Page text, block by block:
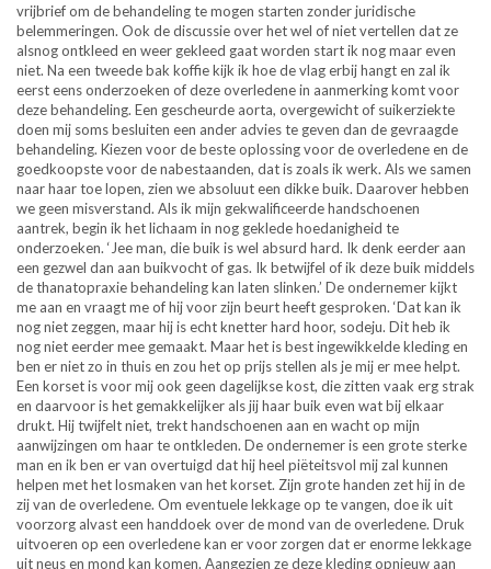
vrijbrief om de behandeling te mogen starten zonder juridische
belemmeringen. Ook de discussie over het wel of niet vertellen dat ze
alsnog ontkleed en weer gekleed gaat worden start ik nog maar even
niet. Na een tweede bak koffie kijk ik hoe de vlag erbij hangt en zal ik
eerst eens onderzoeken of deze overledene in aanmerking komt voor
deze behandeling. Een gescheurde aorta, overgewicht of suikerziekte
doen mij soms besluiten een ander advies te geven dan de gevraagde
behandeling. Kiezen voor de beste oplossing voor de overledene en de
goedkoopste voor de nabestaanden, dat is zoals ik werk. Als we samen
naar haar toe lopen, zien we absoluut een dikke buik. Daarover hebben
we geen misverstand. Als ik mijn gekwalificeerde handschoenen
aantrek, begin ik het lichaam in nog geklede hoedanigheid te
onderzoeken. ‘Jee man, die buik is wel absurd hard. Ik denk eerder aan
een gezwel dan aan buikvocht of gas. Ik betwijfel of ik deze buik middels
de thanatopraxie behandeling kan laten slinken.’ De ondernemer kijkt
me aan en vraagt me of hij voor zijn beurt heeft gesproken. ‘Dat kan ik
nog niet zeggen, maar hij is echt knetter hard hoor, sodeju. Dit heb ik
nog niet eerder mee gemaakt. Maar het is best ingewikkelde kleding en
ben er niet zo in thuis en zou het op prijs stellen als je mij er mee helpt.
Een korset is voor mij ook geen dagelijkse kost, die zitten vaak erg strak
en daarvoor is het gemakkelijker als jij haar buik even wat bij elkaar
drukt. Hij twijfelt niet, trekt handschoenen aan en wacht op mijn
aanwijzingen om haar te ontkleden. De ondernemer is een grote sterke
man en ik ben er van overtuigd dat hij heel piëteitsvol mij zal kunnen
helpen met het losmaken van het korset. Zijn grote handen zet hij in de
zij van de overledene. Om eventuele lekkage op te vangen, doe ik uit
voorzorg alvast een handdoek over de mond van de overledene. Druk
uitvoeren op een overledene kan er voor zorgen dat er enorme lekkage
uit neus en mond kan komen. Aangezien ze deze kleding opnieuw aan